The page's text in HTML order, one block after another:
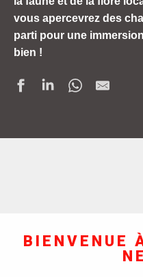
vous apercevrez des
parti pour une
bien !
En chaland
BIENVENUE